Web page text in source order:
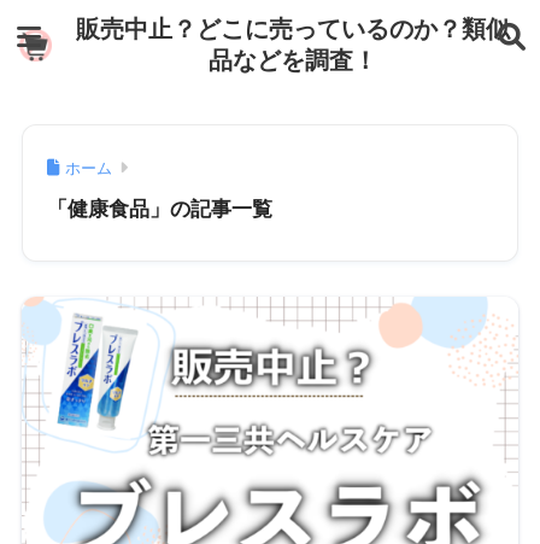
販売中止？どこに売っているのか？類似
品などを調査！
ホーム
「健康食品」の記事一覧